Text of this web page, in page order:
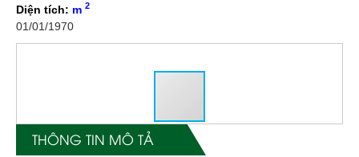
Diện tích: m 2
01/01/1970
THÔNG TIN MÔ TẢ